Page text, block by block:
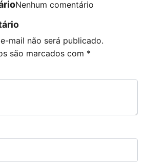
Nenhum comentário
mail não será publicado.
são marcados com *